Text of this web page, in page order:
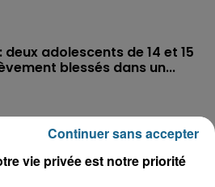
deux adolescents de 14 et 15
blessés dans un...
vie privée est notre priorité
Continuer sans accepter